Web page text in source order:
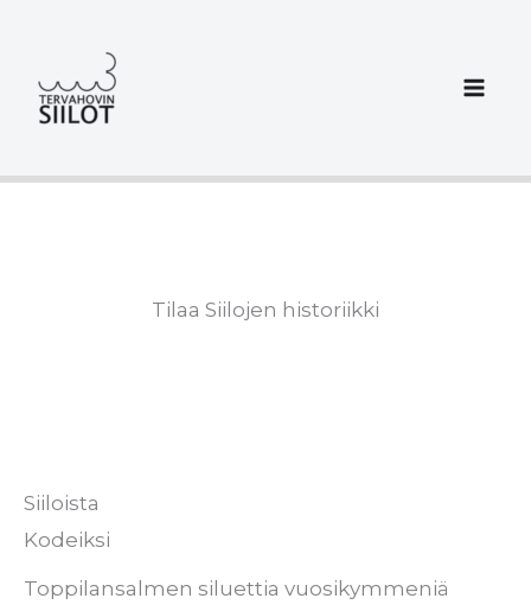
Tilaa Siilojen historiikki
Siiloista
Kodeiksi
Toppilansalmen siluettia vuosikymmeniä